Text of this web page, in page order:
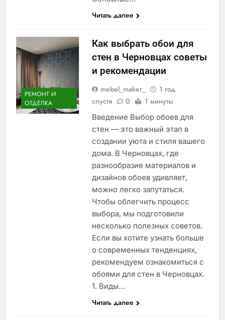
Читать далее
РЕМОНТ И
ОТДЕЛКА
Как выбрать обои для
стен в Черновцах советы
и рекомендации
mebel_maker_
1 год
спустя
0 1 минуты
Введение Выбор обоев для
стен — это важный этап в
создании уюта и стиля вашего
дома. В Черновцах, где
разнообразие материалов и
дизайнов обоев удивляет,
можно легко запутаться.
Чтобы облегчить процесс
выбора, мы подготовили
несколько полезных советов.
Если вы хотите узнать больше
о современных тенденциях,
рекомендуем ознакомиться с
обоями для стен в Черновцах.
1. Виды…
Читать далее